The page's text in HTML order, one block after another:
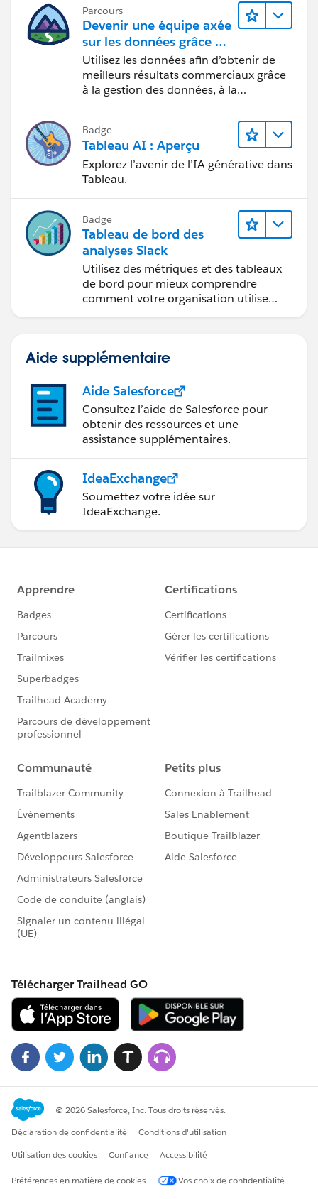
Parcours
Devenir une équipe axée
sur les données grâce à
Tableau
Utilisez les données afin d’obtenir de
meilleurs résultats commerciaux grâce
à la gestion des données, à la
de visualisation des données, aux récits
fondés sur les données et à la
collaboration.
Badge
Tableau AI : Aperçu
Explorez l’avenir de l’IA générative dans
Tableau.
Badge
Tableau de bord des
analyses Slack
Utilisez des métriques et des tableaux
de bord pour mieux comprendre
comment votre organisation utilise
Slack.
Aide supplémentaire
Aide Salesforce
Consultez l’aide de Salesforce pour
obtenir des ressources et une
assistance supplémentaires.
IdeaExchange
Soumettez votre idée sur
IdeaExchange.